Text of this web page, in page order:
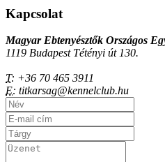
Kapcsolat
Magyar Ebtenyésztők Országos
1119 Budapest Tétényi út 130.
T: +36 70 465 3911
E: titkarsag@kennelclub.hu